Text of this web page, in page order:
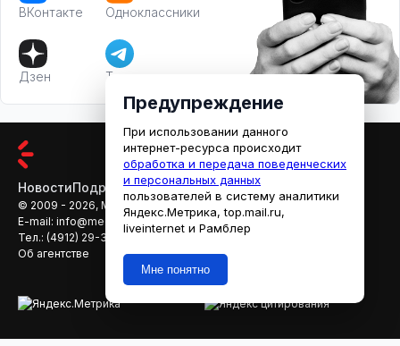
ВКонтакте Одноклассники
Дзен Телеграм
НовостиПодробностиАфишаКино
© 2009 - 2026, МЕДИАРЯЗАНЬ
E-mail: info@mediaryazan.ru,reklama@mediaryazan.ru
Тел.: (4912) 29-33-66
Об агентстве
Предупреждение
При использовании данного
интернет-ресурса происходит
обработка и передача поведенческих
и персональных данных
пользователей в систему аналитики
Яндекс.Метрика, top.mail.ru,
liveinternet и Рамблер
Мне понятно